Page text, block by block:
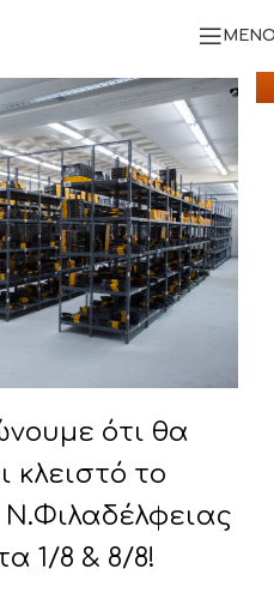
ότι θα
κλειστό το
1/8 & 8/8!
σε εκθέσεις
ΕΚΘΈΣΕΙΣ
MINI MARKET KAI
2015
Super Market, Mini
23-25
κέντρο Metropolitan